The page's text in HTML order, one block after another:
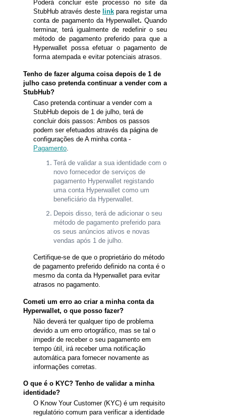
Poderá concluir este processo no site da
StubHub através deste link para registar uma
conta de pagamento da Hyperwallet. Quando
terminar, terá igualmente de redefinir o seu
método de pagamento preferido para que a
Hyperwallet possa efetuar o pagamento de
forma atempada e evitar potenciais atrasos.
Tenho de fazer alguma coisa depois de 1 de
julho caso pretenda continuar a vender com a
StubHub?
Caso pretenda continuar a vender com a
StubHub depois de 1 de julho, terá de
concluir dois passos: Ambos os passos
podem ser efetuados através da página de
configurações de A minha conta -
Pagamento
Terá de validar a sua identidade com o
novo fornecedor de serviços de
pagamento Hyperwallet registando
uma conta Hyperwallet como um
beneficiário da Hyperwallet.
Depois disso, terá de adicionar o seu
método de pagamento preferido para
os seus anúncios ativos e novas
vendas após 1 de julho.
Certifique-se de que o proprietário do método
de pagamento preferido definido na conta é o
mesmo da conta da Hyperwallet para evitar
atrasos no pagamento.
Cometi um erro ao criar a minha conta da
Hyperwallet, o que posso fazer?
Não deverá ter qualquer tipo de problema
devido a um erro ortográfico, mas se tal o
impedir de receber o seu pagamento em
tempo útil, irá receber uma notificação
automática para fornecer novamente as
informações corretas.
O que é o KYC? Tenho de validar a minha
identidade?
O Know Your Customer (KYC) é um requisito
regulatório comum para verificar a identidade